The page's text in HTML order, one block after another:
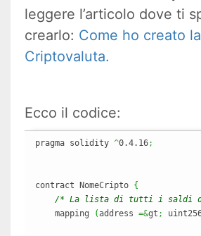
leggere l’articolo dove ti
crearlo: Come ho creato
Criptovaluta.
Ecco il codice:
pragma solidity ^0.4.16;
contract NomeCripto {
/* La lista di tutti i saldi
    mapping
(address =&gt ;